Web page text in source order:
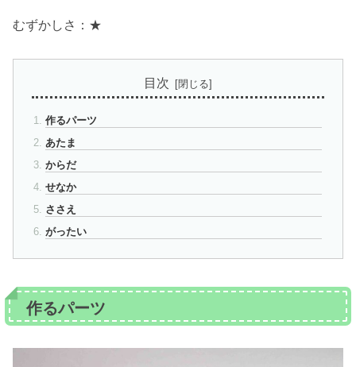
むずかしさ：★
目次
作るパーツ
あたま
からだ
せなか
ささえ
がったい
作るパーツ